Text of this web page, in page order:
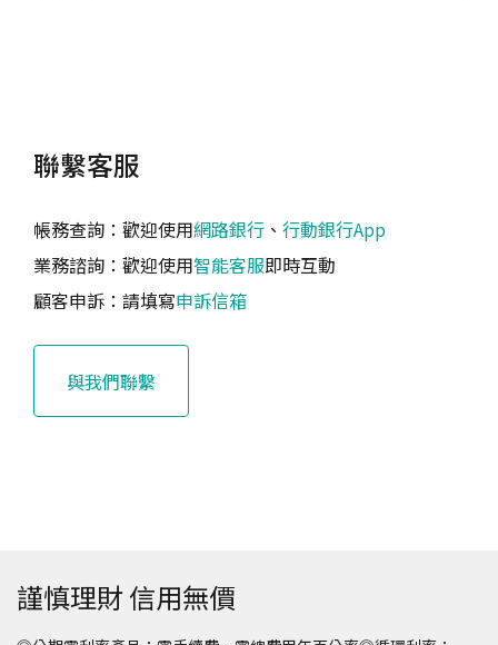
聯繫客服
帳務查詢：歡迎使用網路銀行 、 行動銀行App
業務諮詢：歡迎使用智能客服即時互動
顧客申訴：請填寫申訴信箱
與我們聯繫
謹慎理財 信用無價